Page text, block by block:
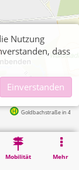
Mobilität Mehr
Goldbachstraße in 40m
Nutzung
dass
Einverstanden